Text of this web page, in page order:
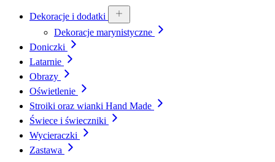
Dekoracje i dodatki
Dekoracje marynistyczne
Doniczki
Latarnie
Obrazy
Oświetlenie
Stroiki oraz wianki Hand Made
Świece i świeczniki
Wycieraczki
Zastawa